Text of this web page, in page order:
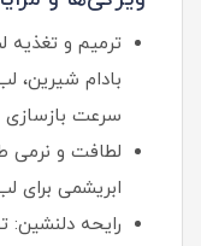
ترمیم و
بادام شیرین،
سرعت بازسازی
لطافت و نرمی
ابریشمی برای
رایحه دلنشین: